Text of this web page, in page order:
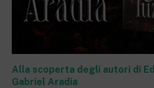
Alla scoperta degli autori di
Gabriel Aradia